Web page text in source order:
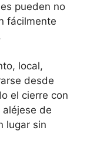
pueden no
fácilmente
local,
desde
el cierre con
de
lugar sin